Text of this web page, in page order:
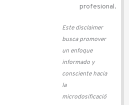
profesional.
Este disclaimer
busca promover
un enfoque
informado y
consciente hacia
la
microdosificació